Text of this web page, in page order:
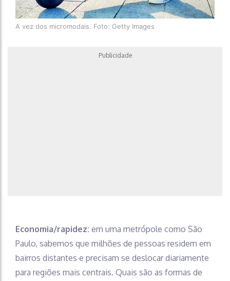
A vez dos micromodais. Foto: Getty Images
Publicidade
Economia/rapidez: em uma metrópole como São
Paulo, sabemos que milhões de pessoas residem em
bairros distantes e precisam se deslocar diariamente
para regiões mais centrais. Quais são as formas de